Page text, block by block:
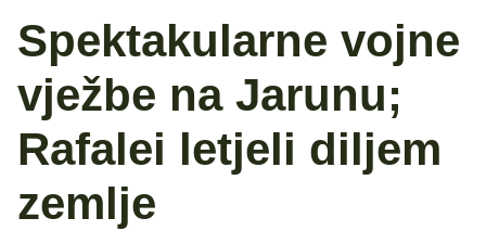
Spektakularne vojne
vježbe na Jarunu;
Rafalei letjeli diljem
zemlje